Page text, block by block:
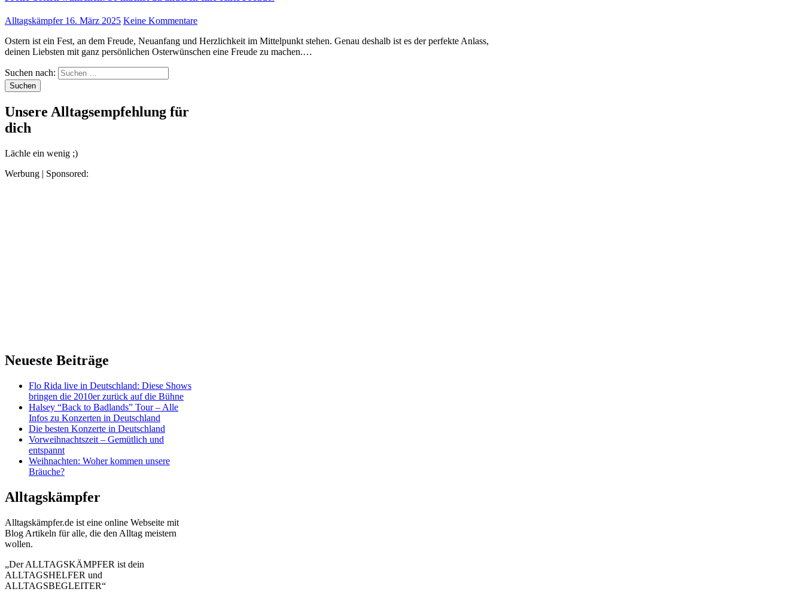
Alltagskämpfer 16. März 2025 Keine Kommentare
Ostern ist ein Fest, an dem Freude, Neuanfang und Herzlichkeit im Mittelpunkt stehen. Genau deshalb ist es der perfekte Anlass,
deinen Liebsten mit ganz persönlichen Osterwünschen eine Freude zu machen.…
Suchen nach:
Unsere Alltagsempfehlung für
dich
Lächle ein wenig ;)
Werbung | Sponsored:
Neueste Beiträge
Flo Rida live in Deutschland: Diese Shows
bringen die 2010er zurück auf die Bühne
Halsey “Back to Badlands” Tour – Alle
Infos zu Konzerten in Deutschland
Die besten Konzerte in Deutschland
Vorweihnachtszeit – Gemütlich und
entspannt
Weihnachten: Woher kommen unsere
Bräuche?
Alltagskämpfer
Alltagskämpfer.de ist eine online Webseite mit
Blog Artikeln für alle, die den Alltag meistern
wollen.
„Der ALLTAGSKÄMPFER ist dein
ALLTAGSHELFER und
ALLTAGSBEGLEITER“